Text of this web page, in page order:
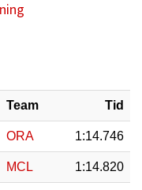
Team Tid
ORA 1:14.746
MCL 1:14.820